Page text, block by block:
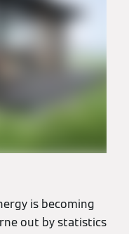
is becoming
out by statistics